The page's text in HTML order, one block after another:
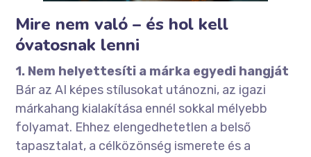
Mire nem való – és hol kell
óvatosnak lenni
1. Nem helyettesíti a márka egyedi hangját
Bár az AI képes stílusokat utánozni, az igazi
márkahang kialakítása ennél sokkal mélyebb
folyamat. Ehhez elengedhetetlen a belső
tapasztalat, a célközönség ismerete és a